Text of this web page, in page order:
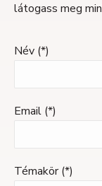
látogass meg
Név (*)
Email (*)
Témakör (*)